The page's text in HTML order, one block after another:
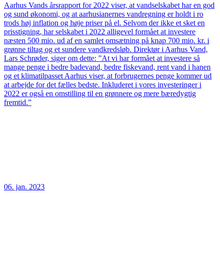
Aarhus Vands årsrapport for 2022 viser, at vandselskabet har en god
og sund økonomi, og at aarhusianernes vandregning er holdt i ro
trods høj inflation og høje priser på el. Selvom der ikke et sket en
prisstigning, har selskabet i 2022 alligevel formået at investere
næsten 500 mio. ud af en samlet omsætning på knap 700 mio. kr. i
grønne tiltag og et sundere vandkredsløb. Direktør i Aarhus Vand,
Lars Schrøder, siger om dette: ”At vi har formået at investere så
mange penge i bedre badevand, bedre fiskevand, rent vand i hanen
og et klimatilpasset Aarhus viser, at forbrugernes penge kommer ud
at arbejde for det fælles bedste. Inkluderet i vores investeringer i
2022 er også en omstilling til en grønnere og mere bæredygtig
fremtid.”
06. jan. 2023